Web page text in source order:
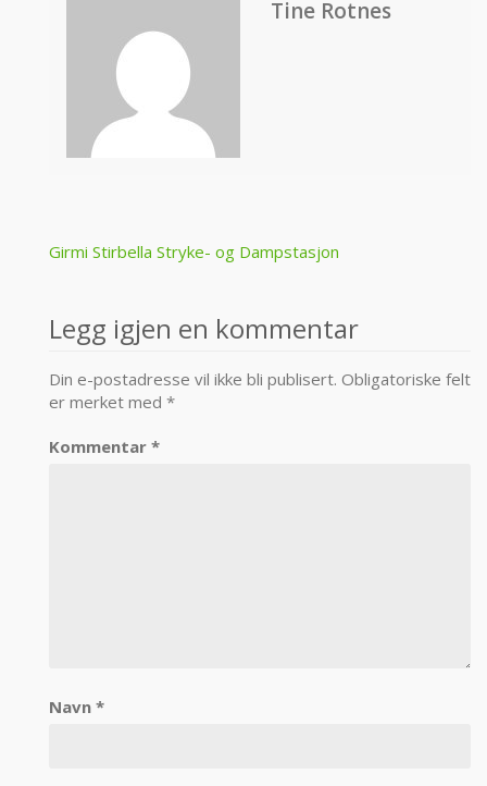
Tine Rotnes
Post
Girmi Stirbella Stryke- og Dampstasjon
Legg igjen en kommentar
Din e-postadresse vil ikke bli publisert. Obligatoriske felt
er merket med *
Kommentar *
Navn *